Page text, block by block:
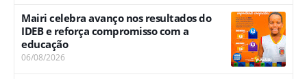
Mairi celebra avanço nos resultados do
IDEB e reforça compromisso com a
educação
06/08/2026